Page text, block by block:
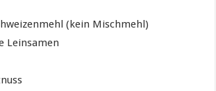
(kein Mischmehl)
Leinsamen